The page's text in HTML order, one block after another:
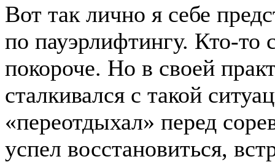
Вот так лично я себе
по пауэрлифтингу. Кто-то
покороче. Но в своей
сталкивался с такой
«переотдыхал» перед
успел восстановиться,